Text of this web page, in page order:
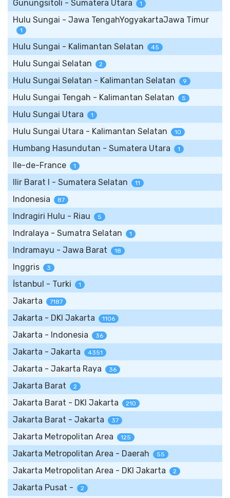
Gunungsitoli - Sumatera Utara 1
Hulu Sungai - Jawa TengahYogyakartaJawa Timur
1
Hulu Sungai - Kalimantan Selatan 45
Hulu Sungai Selatan 2
Hulu Sungai Selatan - Kalimantan Selatan 9
Hulu Sungai Tengah - Kalimantan Selatan 5
Hulu Sungai Utara 1
Hulu Sungai Utara - Kalimantan Selatan 10
Humbang Hasundutan - Sumatera Utara 1
Ile-de-France 1
Ilir Barat I - Sumatera Selatan 11
Indonesia 87
Indragiri Hulu - Riau 5
Indralaya - Sumatra Selatan 1
Indramayu - Jawa Barat 18
Inggris 3
İstanbul - Turki 1
Jakarta 7187
Jakarta - DKI Jakarta 1106
Jakarta - Indonesia 36
Jakarta - Jakarta 4351
Jakarta - Jakarta Raya 36
Jakarta Barat 2
Jakarta Barat - DKI Jakarta 210
Jakarta Barat - Jakarta 37
Jakarta Metropolitan Area 125
Jakarta Metropolitan Area - Daerah 55
Jakarta Metropolitan Area - DKI Jakarta 2
Jakarta Pusat - 2